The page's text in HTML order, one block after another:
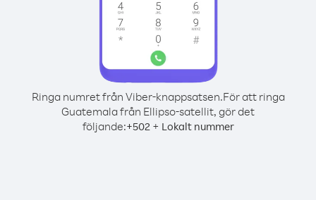
Ringa numret från Viber-knappsatsen.För att ringa
Guatemala från Ellipso-satellit, gör det
följande:+502+ Lokalt nummer